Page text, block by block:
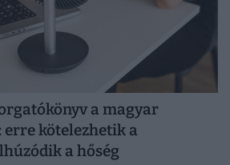
a magyar
kötelezhetik a
a hőség